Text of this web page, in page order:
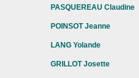
PASQUEREAU Claudine
POINSOT Jeanne
LANG Yolande
GRILLOT Josette